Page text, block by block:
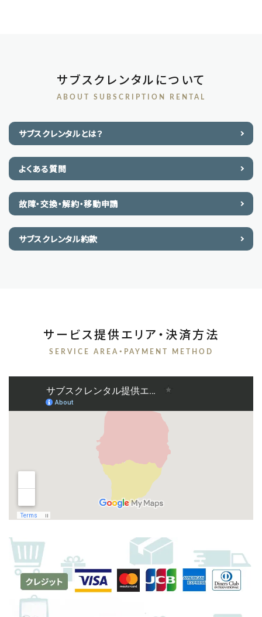
サブスクレンタルについて
ABOUT SUBSCRIPTION RENTAL
サブスクレンタルとは？
よくある質問
故障・交換・解約・移動申請
サブスクレンタル約款
サービス提供エリア・決済方法
SERVICE AREA・PAYMENT METHOD